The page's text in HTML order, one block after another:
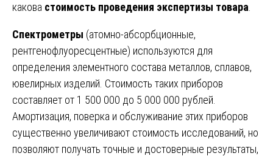
какова стоимость проведения экспертизы товара
Спектрометры (атомно-абсорбционные,
рентгенофлуоресцентные) используются для
определения элементного состава металлов, сплавов,
ювелирных изделий. Стоимость таких приборов
составляет от 1 500 000 до 5 000 000 рублей.
Амортизация, поверка и обслуживание этих приборов
существенно увеличивают стоимость исследований, но
позволяют получать точные и достоверные результаты,